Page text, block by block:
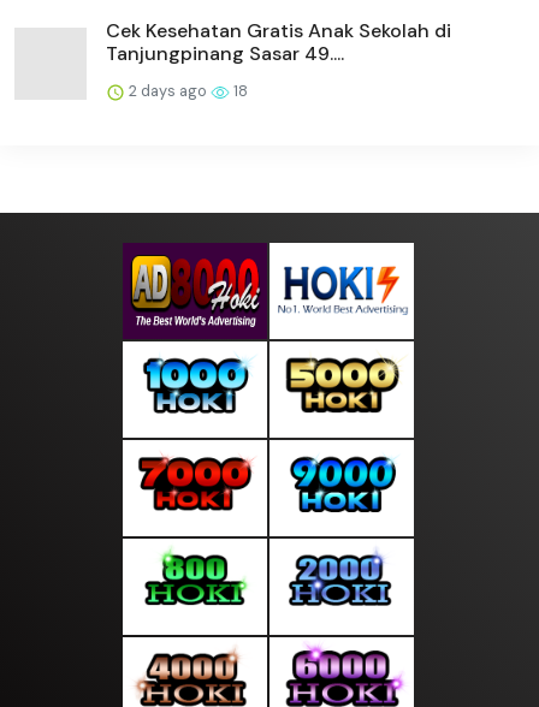
Cek Kesehatan Gratis Anak Sekolah di
Tanjungpinang Sasar 49....
2 days ago 18